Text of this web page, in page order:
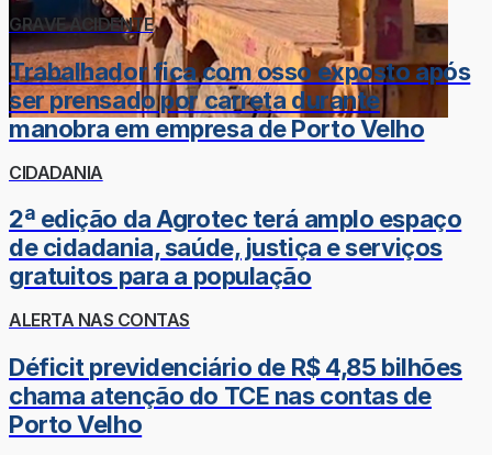
GRAVE ACIDENTE
Trabalhador fica com osso exposto após
ser prensado por carreta durante
manobra em empresa de Porto Velho
CIDADANIA
2ª edição da Agrotec terá amplo espaço
de cidadania, saúde, justiça e serviços
gratuitos para a população
ALERTA NAS CONTAS
Déficit previdenciário de R$ 4,85 bilhões
chama atenção do TCE nas contas de
Porto Velho